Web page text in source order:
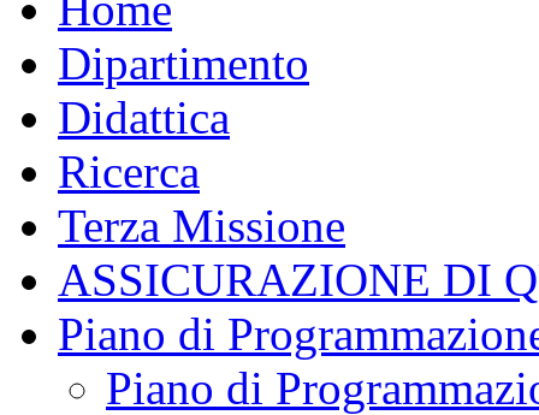
Dipartimento
Didattica
Ricerca
Terza Missione
ASSICURAZIONE DI
Piano di
Piano di